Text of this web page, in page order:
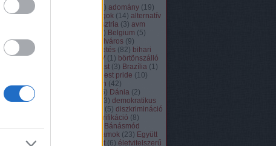
13. kerület ) adomány (19)
airbnb
alkotmányos jogok (14) alternatív
Ausztria (3) avm
) Belgium (5)
belügyminisztérium
belváros (9)
beszámoló
beszélgetés (82) bihari
utca
BKV (1) börtönszálló
börtön helyett lakhatást (3) Brazília (1)
budapest pride (10)
Bulgária
criminalization (42)
Csehország
15) Dánia (2)
debrecen
13) demokratikus
(5) diszkrimináció
dzsentrifikáció (8)
egészségügy
Egyenlő Bánásmód
Egyesült Államok (23) Együtt
) együtt a lakhatásunkért (6) életvitelszerű